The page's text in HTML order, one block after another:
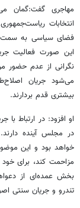
انتخابات
فضای سیاسی به سمت
این صورت فعالیت
می‌شود جریان
بیشتری قدم بردارند.
او افزود: در ارتباط
در مجلس آینده
خواهد بود و این
مزاحمت کند، برای
تندرو و جریان سنتی